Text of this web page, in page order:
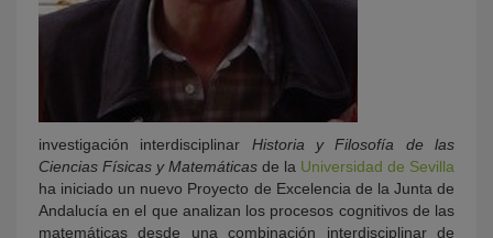
investigación interdisciplinar Historia y Filosofía de las
Ciencias Físicas y Matemáticas de la Universidad de Sevilla
ha iniciado un nuevo Proyecto de Excelencia de la Junta de
Andalucía en el que analizan los procesos cognitivos de las
matemáticas desde una combinación interdisciplinar de